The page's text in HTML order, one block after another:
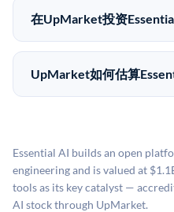
理合规、文件和结算事宜。
售给其他买家，或持有直
市场条件。任何退出的时
做好多年持有的准备。
在UpMarket投资
UpMarket上大多数Pre-
50,000美元。具体金额可
UpMarket如何估算
司可比倍数应用私有公司
息不对称。此估值不构成
格存在重大差异。
Essential AI builds an open
engineering and is valued at
tools as its key catalyst —
AI stock through UpMarket.